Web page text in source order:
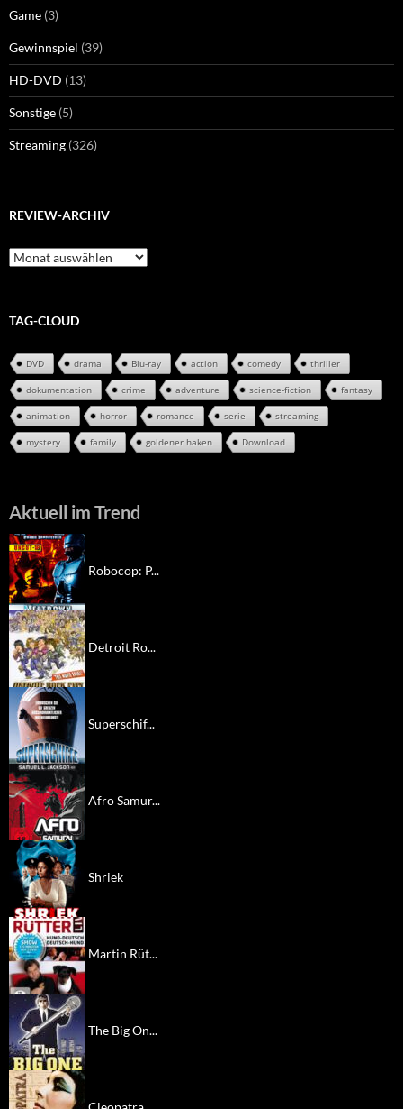
Game (3)
Gewinnspiel (39)
HD-DVD (13)
Sonstige (5)
Streaming (326)
REVIEW-ARCHIV
Review-
Archiv
TAG-CLOUD
DVD drama Blu-ray action comedy thriller
dokumentation crime adventure science-fiction fantasy
animation horror romance serie streaming
mystery family goldener haken Download
Aktuell im Trend
Robocop: P...
Detroit Ro...
Superschif...
Afro Samur...
Shriek
Martin Rüt...
The Big On...